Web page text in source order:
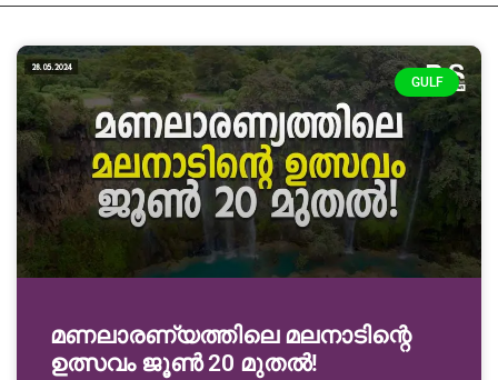
GULF
മണലാരണ്യത്തിലെ മലനാടിന്റെ
ഉത്സവം ജൂൺ 20 മുതൽ!